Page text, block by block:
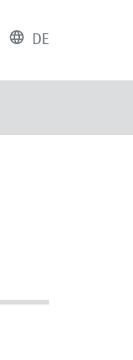
DE